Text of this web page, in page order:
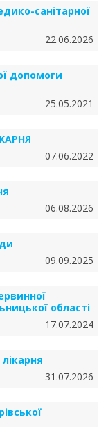
санітарної
22.06.2026
допомоги
25.05.2021
07.06.2022
06.08.2026
09.09.2025
області
17.07.2024
31.07.2026